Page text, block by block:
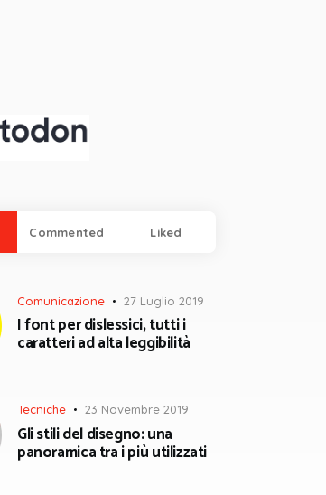
Commented Liked
Comunicazione 27 Luglio 2019
I font per dislessici, tutti i
caratteri ad alta leggibilità
Tecniche 23 Novembre 2019
Gli stili del disegno: una
panoramica tra i più utilizzati